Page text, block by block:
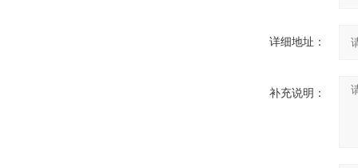
详细地址：
补充说明：